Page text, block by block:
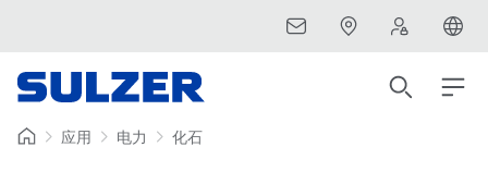
应用 电力 化石